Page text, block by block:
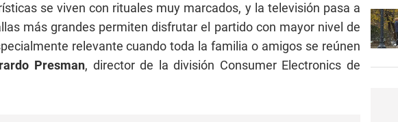
se viven con rituales muy marcados, y la televisión pasa a
más grandes permiten disfrutar el partido con mayor nivel de
relevante cuando toda la familia o amigos se reúnen
Presman, director de la división Consumer Electronics de